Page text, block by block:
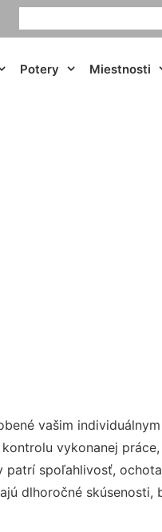
Potery Miestnosti
vašim
vykonanej
patrí spoľahlivosť,
dlhoročné skúsenosti,